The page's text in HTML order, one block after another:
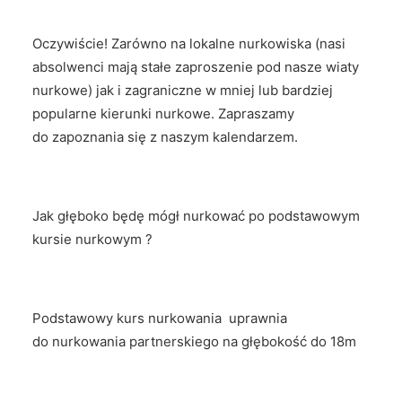
Oczywiście! Zarówno na lokalne nurkowiska (nasi
absolwenci mają stałe zaproszenie pod nasze wiaty
nurkowe) jak i zagraniczne w mniej lub bardziej
popularne kierunki nurkowe. Zapraszamy
do zapoznania się z naszym kalendarzem.
Jak głęboko będę mógł nurkować po podstawowym
kursie nurkowym ?
Podstawowy kurs nurkowania uprawnia
do nurkowania partnerskiego na głębokość do 18m